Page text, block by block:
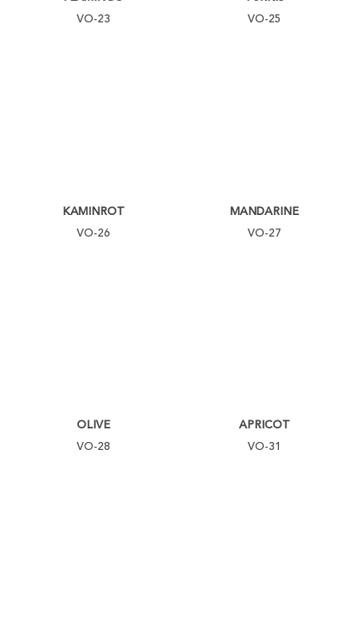
VO-23
VO-25
KAMINROT
VO-26
MANDARINE
VO-27
OLIVE
VO-28
APRICOT
VO-31